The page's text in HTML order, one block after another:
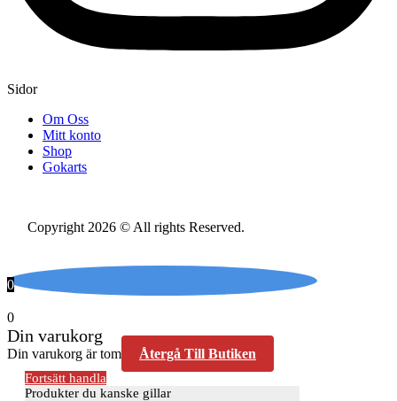
Sidor
Om Oss
Mitt konto
Shop
Gokarts
Copyright 2026 © All rights Reserved.
0
0
Din varukorg
Din varukorg är tom Återgå Till Butiken
Fortsätt handla
Produkter du kanske gillar